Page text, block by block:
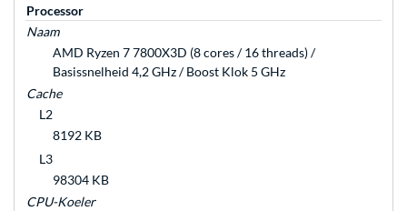
Processor
Naam
AMD Ryzen 7 7800X3D (8 cores / 16 threads) /
Basissnelheid 4,2 GHz / Boost Klok 5 GHz
Cache
L2
8192 KB
L3
98304 KB
CPU-Koeler